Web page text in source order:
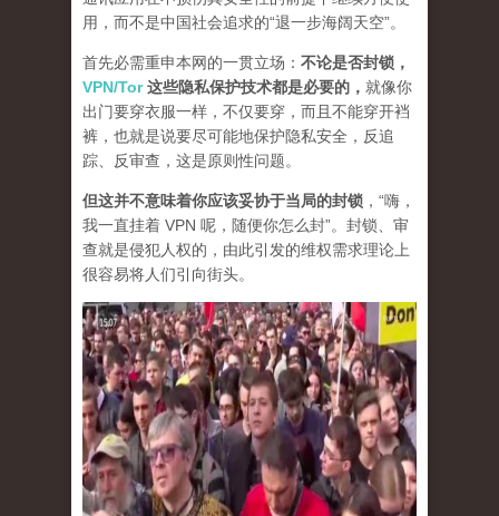
用，而不是中国社会追求的“退一步海阔天空”。
首先必需重申本网的一贯立场： 不论是否封锁，
VPN/Tor这些隐私保护技术都是必要的， 就像你
出门要穿衣服一样，不仅要穿，而且不能穿开裆
裤，也就是说要尽可能地保护隐私安全，反追
踪、反审查，这是原则性问题。
但这并不意味着你应该妥协于当局的封锁 ，“嗨，
我一直挂着 VPN 呢，随便你怎么封”。封锁、审
查就是侵犯人权的，由此引发的维权需求理论上
很容易将人们引向街头。